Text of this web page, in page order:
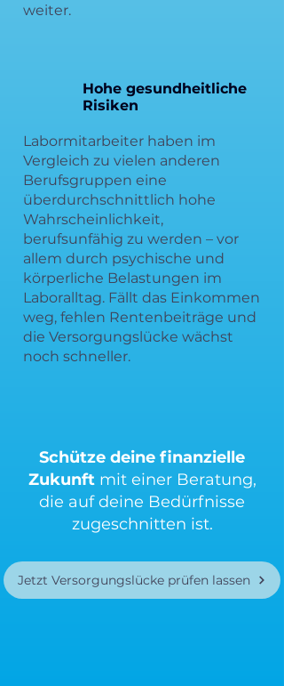
weiter.
Hohe gesundheitliche
Risiken
Labormitarbeiter haben im
Vergleich zu vielen anderen
Berufsgruppen eine
überdurchschnittlich hohe
Wahrscheinlichkeit,
berufsunfähig zu werden – vor
allem durch psychische und
körperliche Belastungen im
Laboralltag. Fällt das Einkommen
weg, fehlen Rentenbeiträge und
die Versorgungslücke wächst
noch schneller.
Schütze deine finanzielle
Zukunftmit einer Beratung,
die auf deine Bedürfnisse
zugeschnitten ist.
Jetzt Versorgungslücke prüfen lassen